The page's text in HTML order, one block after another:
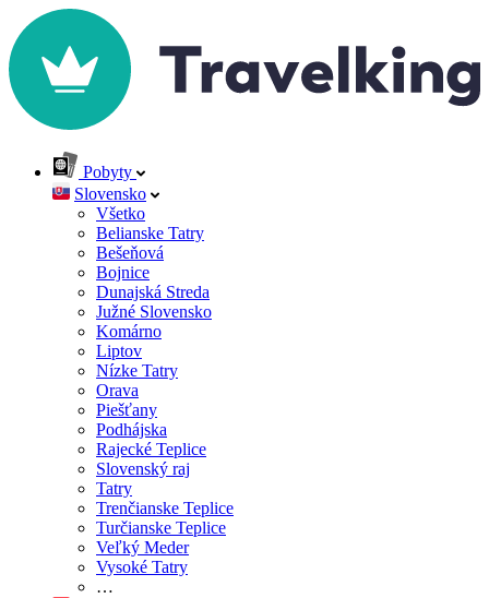
Pobyty
Slovensko
Všetko
Belianske Tatry
Bešeňová
Bojnice
Dunajská Streda
Južné Slovensko
Komárno
Liptov
Nízke Tatry
Orava
Piešťany
Podhájska
Rajecké Teplice
Slovenský raj
Tatry
Trenčianske Teplice
Turčianske Teplice
Veľký Meder
Vysoké Tatry
…